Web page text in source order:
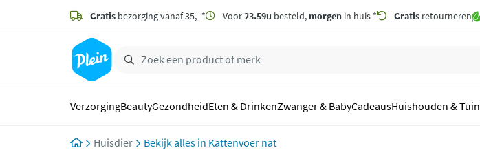
zoeken
hoofdinhoud
Gratis bezorging vanaf 35,- * Voor23.59u besteld, morgen in huis * Gratis retourneren
VerzorgingBeautyGezondheidEten & DrinkenZwanger & BabyCadeausHuishouden & Tuin
Huisdier Kattenvoer nat